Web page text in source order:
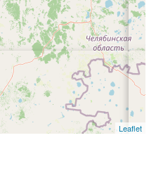
Leaflet